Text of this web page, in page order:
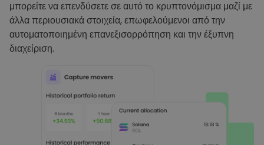
μπορείτε να επενδύσετε σε αυτό το κρυπτονόμισμα μαζί με
άλλα περιουσιακά στοιχεία, επωφελούμενοι από την
αυτοματοποιημένη επανεξισορρόπηση και την έξυπνη
διαχείριση.